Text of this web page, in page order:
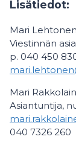
Lisätiedot:
Mari Lehtonen
Viestinnän
p. 040 450
Mari
Asiantuntija,
040 7326 260